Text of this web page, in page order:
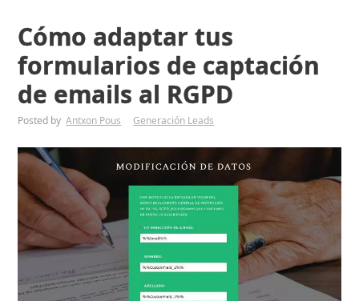
Cómo adaptar tus
formularios de captación
de emails al RGPD
Posted by Antxon Pous Generación Leads